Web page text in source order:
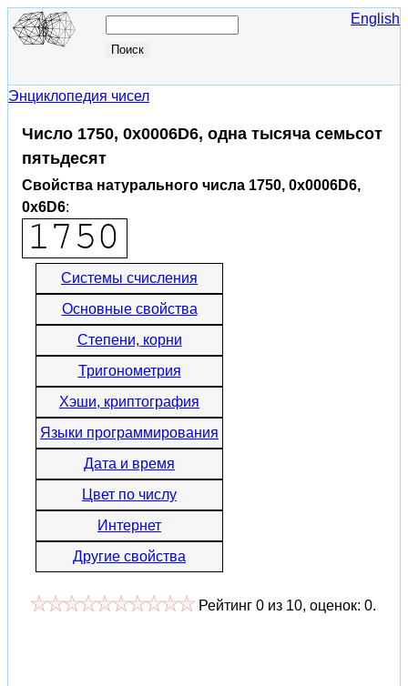
English
Энциклопедия чисел
Число 1750, 0x0006D6, одна тысяча семьсот
пятьдесят
Свойства натурального числа 1750, 0x0006D6,
0x6D6:
Системы счисления
Основные свойства
Степени, корни
Тригонометрия
Хэши, криптография
Языки программирования
Дата и время
Цвет по числу
Интернет
Другие свойства
Рейтинг 0 из 10, оценок: 0.